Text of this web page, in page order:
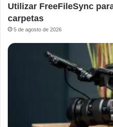
Utilizar FreeFileSync
carpetas
5 de agosto de 2026